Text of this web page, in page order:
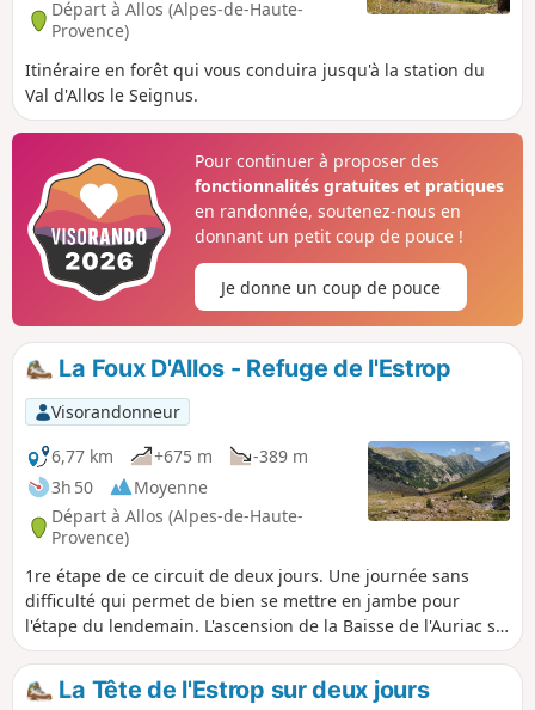
Départ à Allos (Alpes-de-Haute-
Provence)
Itinéraire en forêt qui vous conduira jusqu'à la station du
Val d'Allos le Seignus.
Pour continuer à proposer des
fonctionnalités gratuites et pratiques
en randonnée, soutenez-nous en
donnant un petit coup de pouce !
Je donne un coup de pouce
La Foux D'Allos - Refuge de l'Estrop
Visorandonneur
6,77 km
+675 m
-389 m
3h 50
Moyenne
Départ à Allos (Alpes-de-Haute-
Provence)
1re étape de ce circuit de deux jours. Une journée sans
difficulté qui permet de bien se mettre en jambe pour
l'étape du lendemain. L'ascension de la Baisse de l'Auriac se
fait en douceur. Au col, un panorama magnifique sur la Tête
de l'Auriac, la vallée de la Bléone ainsi que sur le
Mercantour.
La Tête de l'Estrop sur deux jours